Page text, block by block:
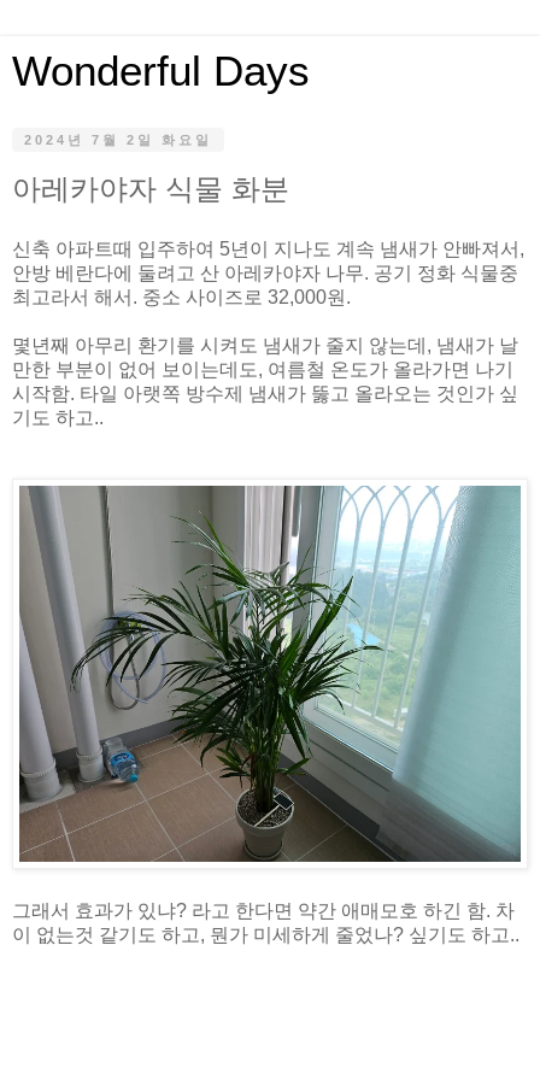
Wonderful Days
2024년 7월 2일 화요일
아레카야자 식물 화분
신축 아파트때 입주하여 5년이 지나도 계속 냄새가 안빠져서,
안방 베란다에 둘려고 산 아레카야자 나무. 공기 정화 식물중
최고라서 해서. 중소 사이즈로 32,000원.
몇년째 아무리 환기를 시켜도 냄새가 줄지 않는데, 냄새가 날
만한 부분이 없어 보이는데도, 여름철 온도가 올라가면 나기
시작함. 타일 아랫쪽 방수제 냄새가 뚫고 올라오는 것인가 싶
기도 하고..
그래서 효과가 있냐? 라고 한다면 약간 애매모호 하긴 함. 차
이 없는것 같기도 하고, 뭔가 미세하게 줄었나? 싶기도 하고..